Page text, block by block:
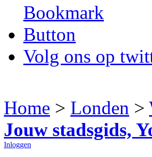
Volg ons op
Home > Londen >
Jouw stadsgids,
Inloggen